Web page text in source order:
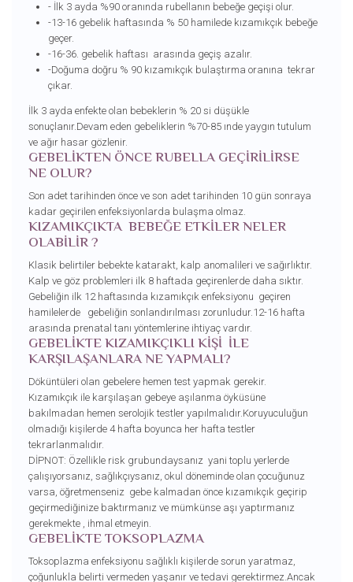
- İlk 3 ayda %90 oranında rubellanın bebeğe geçişi olur.
-13-16 gebelik haftasında % 50 hamilede kızamıkçık bebeğe
geçer.
-16-36. gebelik haftası arasında geçiş azalır.
-Doğuma doğru % 90 kızamıkçık bulaştırma oranına tekrar
çıkar.
İlk 3 ayda enfekte olan bebeklerin % 20 si düşükle
sonuçlanır.Devam eden gebeliklerin %70-85 ınde yaygın tutulum
ve ağır hasar gözlenir.
GEBELİKTEN ÖNCE RUBELLA GEÇİRİLİRSE
NE OLUR?
Son adet tarihinden önce ve son adet tarihinden 10 gün sonraya
kadar geçirilen enfeksiyonlarda bulaşma olmaz.
KIZAMIKÇIKTA BEBEĞE ETKİLER NELER
OLABİLİR ?
Klasik belirtiler bebekte katarakt, kalp anomalileri ve sağırlıktır.
Kalp ve göz problemleri ilk 8 haftada geçirenlerde daha sıktır.
Gebeliğin ilk 12 haftasında kızamıkçık enfeksiyonu geçiren
hamilelerde gebeliğin sonlandırılması zorunludur.12-16 hafta
arasında prenatal tanı yöntemlerine ihtiyaç vardır.
GEBELIKTE KIZAMIKÇIKLI KIŞI ILE
KARŞILAŞANLARA NE YAPMALI?
Döküntüleri olan gebelere hemen test yapmak gerekir.
Kızamıkçık ile karşılaşan gebeye aşılanma öyküsüne
bakılmadan hemen serolojik testler yapılmalıdır.Koruyuculuğun
olmadığı kişilerde 4 hafta boyunca her hafta testler
tekrarlanmalıdır.
DİPNOT: Özellikle risk grubundaysanız yani toplu yerlerde
çalışıyorsanız, sağlıkçıysanız, okul döneminde olan çocuğunuz
varsa, öğretmenseniz gebe kalmadan önce kızamıkçık geçirip
geçirmediğinize baktırmanız ve mümkünse aşı yaptırmanız
gerekmekte , ihmal etmeyin.
GEBELİKTE TOKSOPLAZMA
Toksoplazma enfeksiyonu sağlıklı kişilerde sorun yaratmaz,
çoğunlukla belirti vermeden yaşanır ve tedavi gerektirmez.Ancak